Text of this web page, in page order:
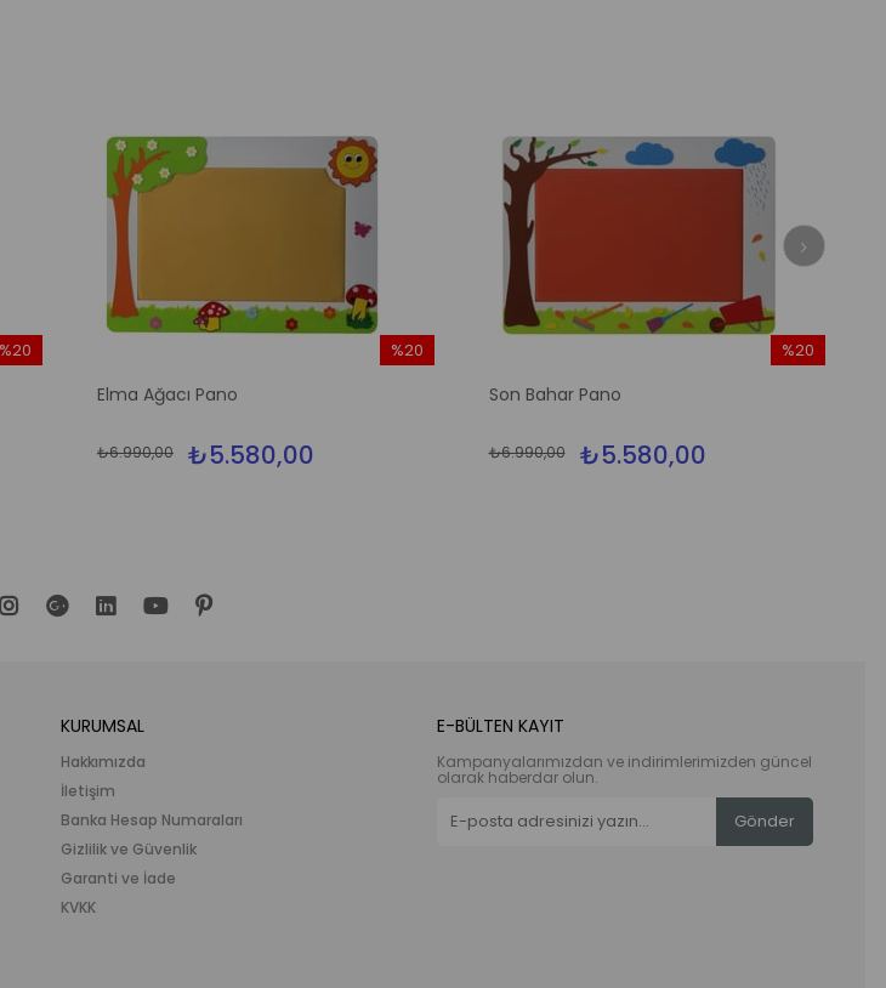
%20
Elma Ağacı Pano
₺5.580,00
₺6.990,00
%20
Son Bahar Pano
₺5.580,00
₺6.990,00
%20
KURUMSAL
Hakkımızda
İletişim
Banka Hesap Numaraları
Gizlilik ve Güvenlik
Garanti ve İade
KVKK
E-BÜLTEN KAYIT
Kampanyalarımızdan ve indirimlerimizden güncel
olarak haberdar olun.
Gönder